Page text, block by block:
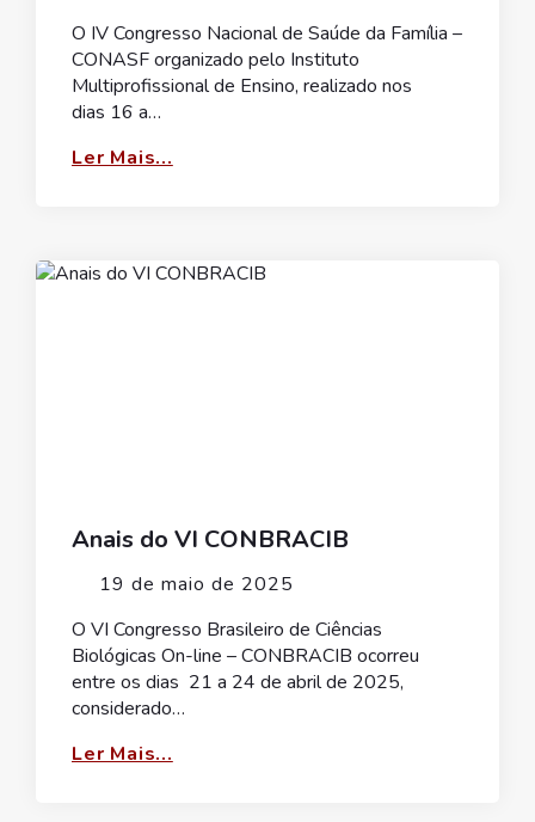
O IV Congresso Nacional de Saúde da Família –
CONASF organizado pelo Instituto
Multiprofissional de Ensino, realizado nos
dias 16 a…
Ler Mais...
Anais do VI CONBRACIB
19 de maio de 2025
O VI Congresso Brasileiro de Ciências
Biológicas On-line – CONBRACIB ocorreu
entre os dias 21 a 24 de abril de 2025,
considerado…
Ler Mais...